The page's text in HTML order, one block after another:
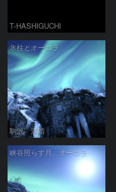
T-HASHIGUCHI
氷柱とオーロラ
駒沢 満晴
峡谷照らす月、オーロラ